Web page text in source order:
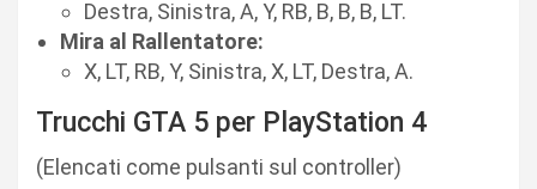
Destra, Sinistra, A, Y, RB, B, B, B, LT.
Mira al Rallentatore:
X, LT, RB, Y, Sinistra, X, LT, Destra, A.
Trucchi GTA 5 per PlayStation 4
(Elencati come pulsanti sul controller)